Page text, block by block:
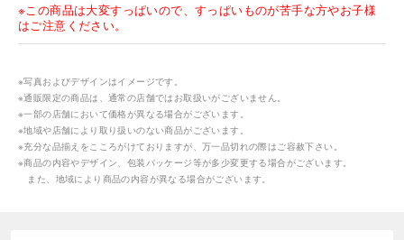
※この商品は大変すっぱいので、すっぱいものが苦手な方やお子様
はご注意ください。
※写真およびデザインはイメージです。
※通販限定の商品は、通常の店舗ではお取扱いがございません。
※一部の店舗において価格が異なる場合がございます。
※地域や店舗により取り扱いのない商品がございます。
※充分な品揃えをこころがけておりますが、万一品切れの際はご容赦下さい。
※商品の内容やデザイン、包装パッケージ等が多少変更する場合がございます。
また、地域により商品の内容が異なる場合がございます。